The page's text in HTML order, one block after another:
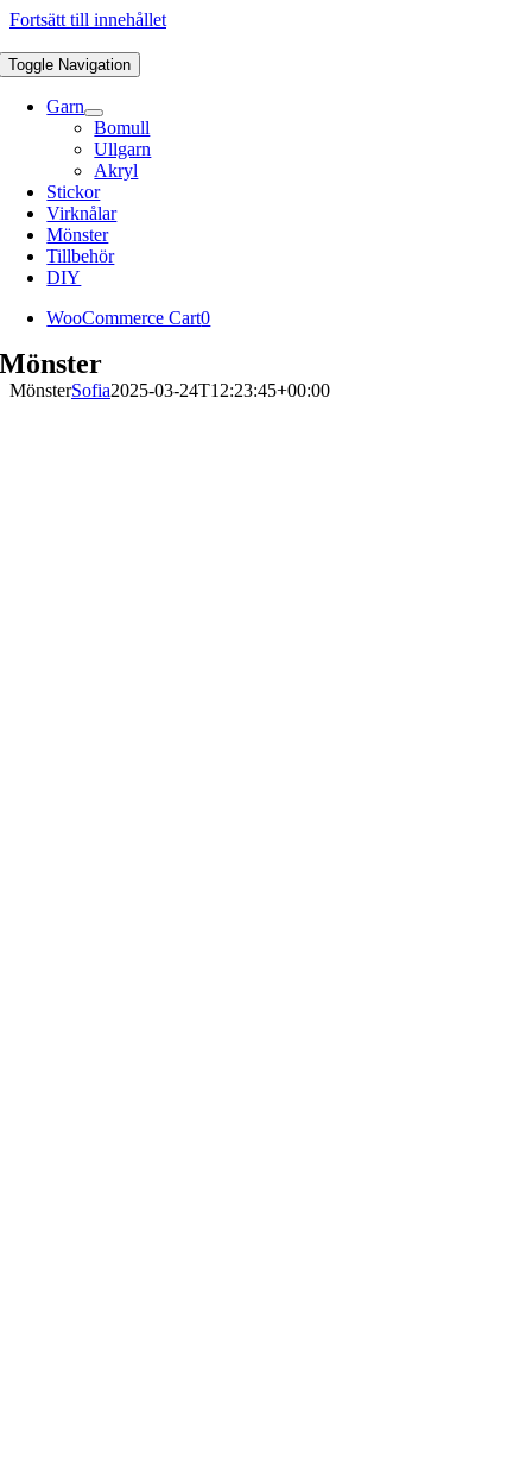
Fortsätt till innehållet
Toggle Navigation
Garn
Bomull
Ullgarn
Akryl
Stickor
Virknålar
Mönster
Tillbehör
DIY
WooCommerce Cart0
Mönster
MönsterSofia2025-03-24T12:23:45+00:00